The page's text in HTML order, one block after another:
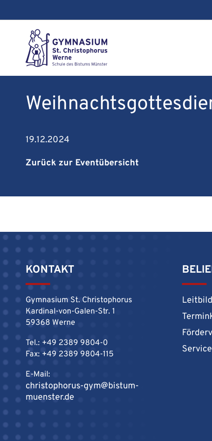
19.12.2024
Zurück zur Eventübersicht
KONTAKT
Gymnasium St. Christophorus
Kardinal-von-Galen-Str. 1
59368 Werne
Tel.: +49 2389 9804-0
Fax: +49 2389 9804-115
E-Mail:
christophorus-gym@bistum-
muenster.de